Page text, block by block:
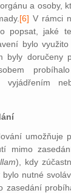
a osoby,
[6] V rámci
popsat, jaké
bylo
byly doručeny
vyjádřením
umožňuje
mimo
), kdy
nutné
zasedání